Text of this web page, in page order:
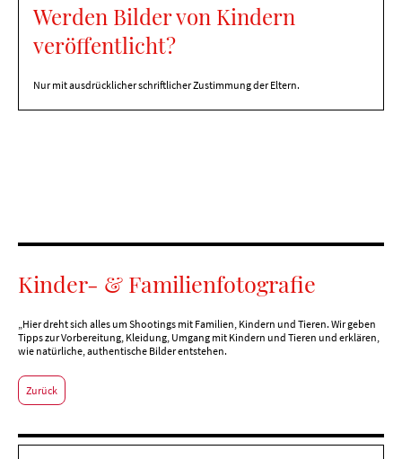
Werden Bilder von Kindern
veröffentlicht?
Nur mit ausdrücklicher schriftlicher Zustimmung der Eltern.
Kinder- & Familienfotografie
„Hier dreht sich alles um Shootings mit Familien, Kindern und Tieren. Wir geben
Tipps zur Vorbereitung, Kleidung, Umgang mit Kindern und Tieren und erklären,
wie natürliche, authentische Bilder entstehen.
Zurück